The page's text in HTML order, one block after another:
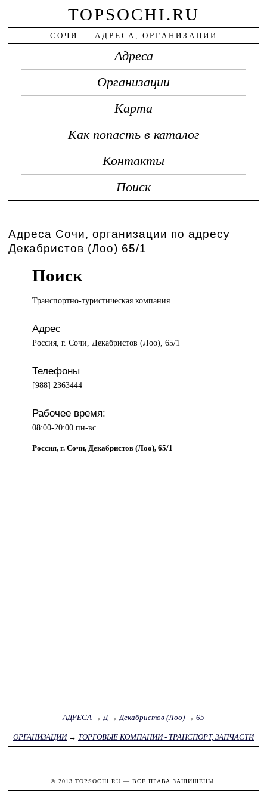
TOPSOCHI.RU
СОЧИ — АДРЕСА, ОРГАНИЗАЦИИ
Адреса
Организации
Карта
Как попасть в каталог
Контакты
Поиск
Адреса Сочи, организации по адресу
Декабристов (Лоо) 65/1
Поиск
Транспортно-туристическая компания
Адрес
Россия, г. Сочи, Декабристов (Лоо), 65/1
Телефоны
[988] 2363444
Рабочее время:
08:00-20:00 пн-вс
Россия, г. Сочи, Декабристов (Лоо), 65/1
АДРЕСА → Д→ Декабристов (Лоо) → 65
ОРГАНИЗАЦИИ→ ТОРГОВЫЕ КОМПАНИИ - ТРАНСПОРТ, ЗАПЧАСТИ
© 2013 TOPSOCHI.RU — ВСЕ ПРАВА ЗАЩИЩЕНЫ.